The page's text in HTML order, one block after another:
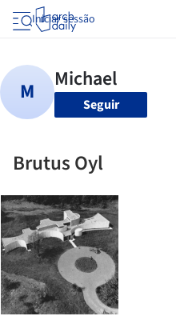
Iniciar sessão
Seguir
Brutus Oyl